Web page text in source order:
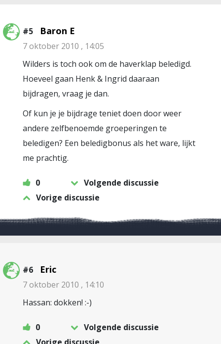
#5 Baron E
7 oktober 2010 , 14:05
Wilders is toch ook om de haverklap beledigd.
Hoeveel gaan Henk & Ingrid daaraan
bijdragen, vraag je dan.
Of kun je je bijdrage teniet doen door weer
andere zelfbenoemde groeperingen te
beledigen? Een beledigbonus als het ware, lijkt
me prachtig.
0
Volgende discussie
Vorige discussie
#6 Eric
7 oktober 2010 , 14:10
Hassan: dokken! :-)
0
Volgende discussie